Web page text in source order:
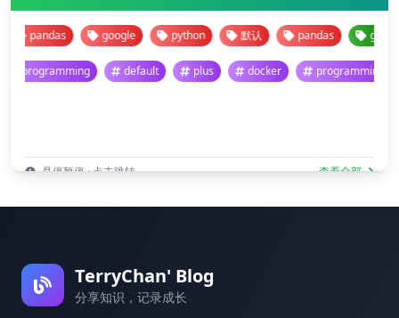
pandas google python 默认 pandas google
programming default plus docker
悬停暂停 · 点击跳转 查看全部
TerryChan' Blog
分享知识，记录成长